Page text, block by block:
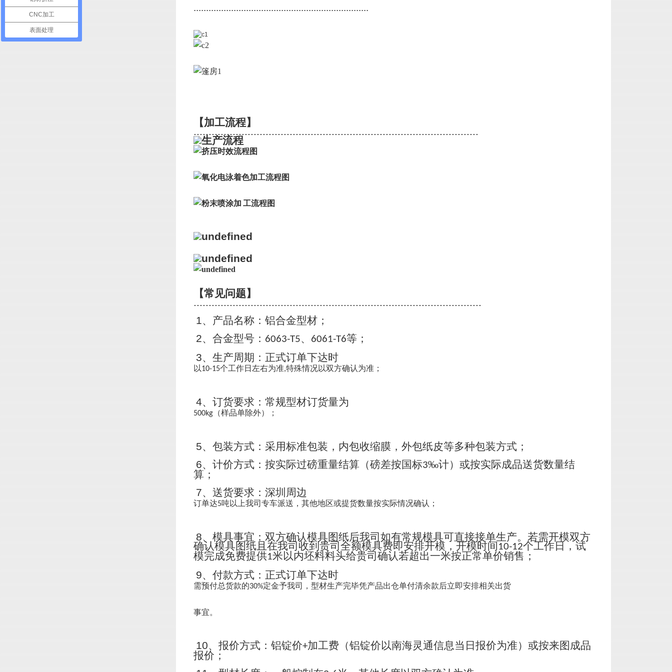
......................................................................
【加工流程】
...............................................................................................
【常见问题】
................................................................................................
1、产品名称：铝合金型材；
2、合金型号： 6063-T5、 6061-T6等；
3、生产周期：正式订单下达时
以10-15个工作日左右为准,特殊情况以双方确认为准；
4、订货要求：常规型材订货量为
500kg （样品单除外）；
5、包装方式：采用标准包装，内包收缩膜，外包纸皮等多种包装方式；
6、计价方式：按实际过磅重量结算（磅差按国标3‰计）或按实际成品送货数量结
算；
7、送货要求：深圳周边
订单达5吨以上我司专车派送，其他地区或提货数量按实际情况确认；
8、模具事宜：双方确认模具图纸后我司如有常规模具可直接接单生产。若需开模双方
确认模具图纸且在我司收到贵司全额模具费即安排开模，开模时间10-12个工作日，试
模完成免费提供1米以内坯料料头给贵司确认若超出一米按正常单价销售；
9、付款方式：正式订单下达时
需预付总货款的30%定金予我司，型材生产完毕凭产品出仓单付清余款后立即安排相关出货
事宜。
10、报价方式：铝锭价+加工费（铝锭价以南海灵通信息当日报价为准）或按来图成品
报价；
CNC加工
表面处理